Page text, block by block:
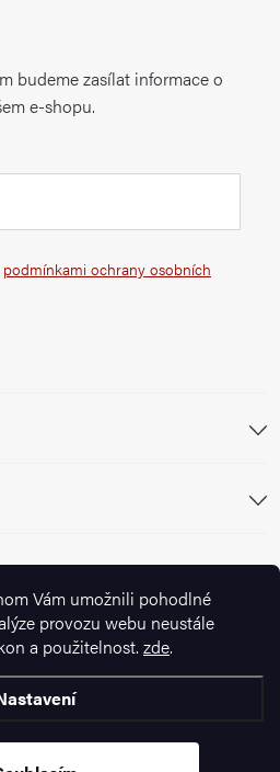
Vám umožnili pohodlné
provozu webu neustále
a použitelnost. zde.
budeme zasílat informace o
e-shopu.
podmínkami ochrany osobních
nás
cookies